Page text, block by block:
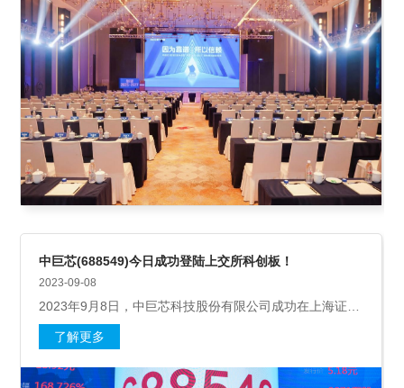
播，让不能来到现场的员工实时接收发布会进程。会议由
企业文化管理委员会主任陈立峰主持。
中巨芯(688549)今日成功登陆上交所科创板！
2023-09-08
2023年9月8日，中巨芯科技股份有限公司成功在上海证券
交易所科创板挂牌上市，股票简称：中巨芯，上交所科创
板证券代码：688549。中巨芯总经理陈刚携公司骨干团队
代表，以及各界领导、嘉宾出席上市仪式。
了解更多